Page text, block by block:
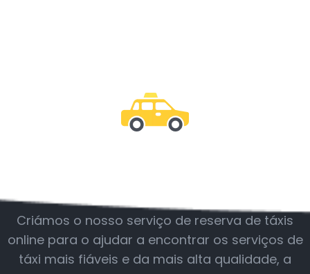
Criámos o nosso serviço de reserva de táxis
online para o ajudar a encontrar os serviços de
táxi mais fiáveis e da mais alta qualidade, a